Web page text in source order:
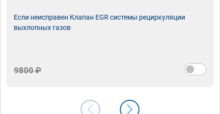
Если неисправен Клапан EGR системы рециркуляции
выхлопных газов
9800 ₽